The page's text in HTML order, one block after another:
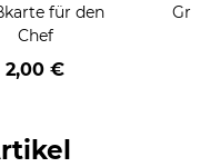
für den
Chef
2,00 €